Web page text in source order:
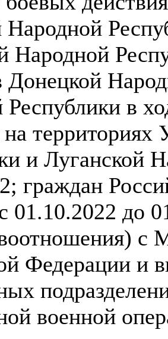
Народной
Народной
Донецкой
в
на
и Луганской
граждан
01.10.2022 до
с
Федерации и
военной